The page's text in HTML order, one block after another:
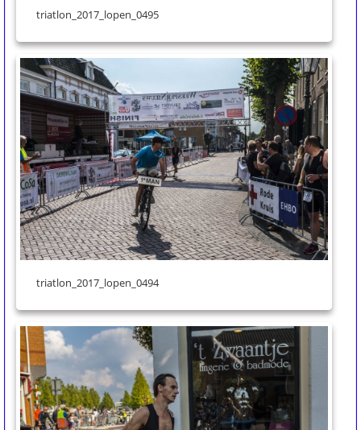
triatlon_2017_lopen_0495
triatlon_2017_lopen_0494